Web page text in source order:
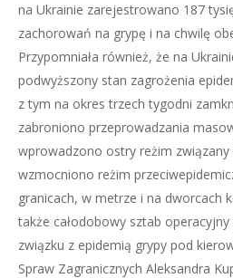
na Ukrainie zarejestrowano 187
zachorowań na grypę i na chwilę
Przypomniała również, że na
podwyższony stan zagrożenia
z tym na okres trzech tygodni
zabroniono przeprowadzania
wprowadzono ostry reżim
wzmocniono reżim
granicach, w metrze i na dworcach
także całodobowy sztab
związku z epidemią grypy pod
Spraw Zagranicznych Aleksandra